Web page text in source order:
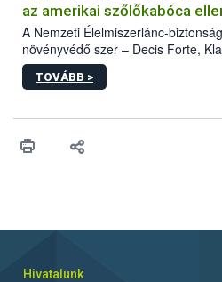
az amerikai szőlőkabóca
A Nemzeti Élelmiszerlánc-
növényvédő szer – Decis Forte,
engedélyokiratát módosította, így
egészen a vesszőérettség (BBCH
érésű szőlőkben is legyen
felhasználók számára is elérhető
TOVÁBB >
Hivatalunk